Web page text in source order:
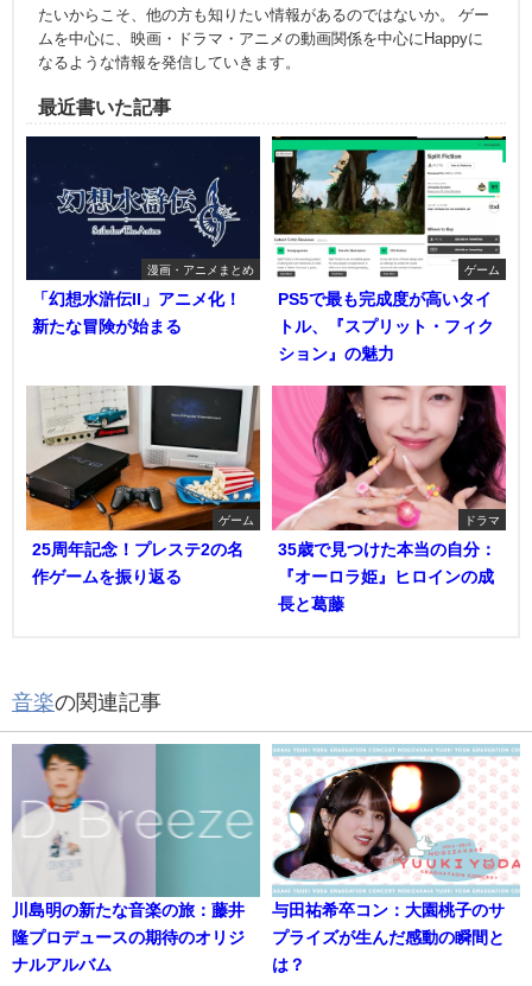
たいからこそ、他の方も知りたい情報があるのではないか。 ゲー
ムを中心に、映画・ドラマ・アニメの動画関係を中心にHappyに
なるような情報を発信していきます。
最近書いた記事
漫画・アニメまとめ
「幻想水滸伝II」アニメ化！
新たな冒険が始まる
ゲーム
PS5で最も完成度が高いタイ
トル、『スプリット・フィク
ション』の魅力
ゲーム
25周年記念！プレステ2の名
作ゲームを振り返る
ドラマ
35歳で見つけた本当の自分：
『オーロラ姫』ヒロインの成
長と葛藤
音楽の関連記事
川島明の新たな音楽の旅：藤井
隆プロデュースの期待のオリジ
ナルアルバム
与田祐希卒コン：大園桃子のサ
プライズが生んだ感動の瞬間と
は？